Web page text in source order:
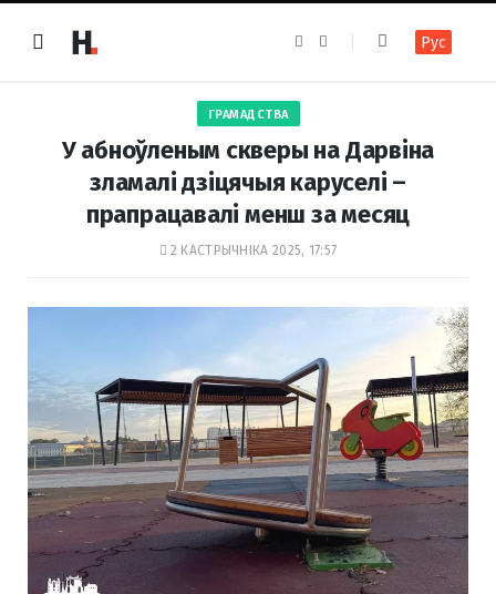
e
k
t
a
m
Рус
ГРАМАДСТВА
У абноўленым скверы на Дарвіна
зламалі дзіцячыя каруселі –
прапрацавалі менш за месяц
2 КАСТРЫЧНІКА 2025, 17:57